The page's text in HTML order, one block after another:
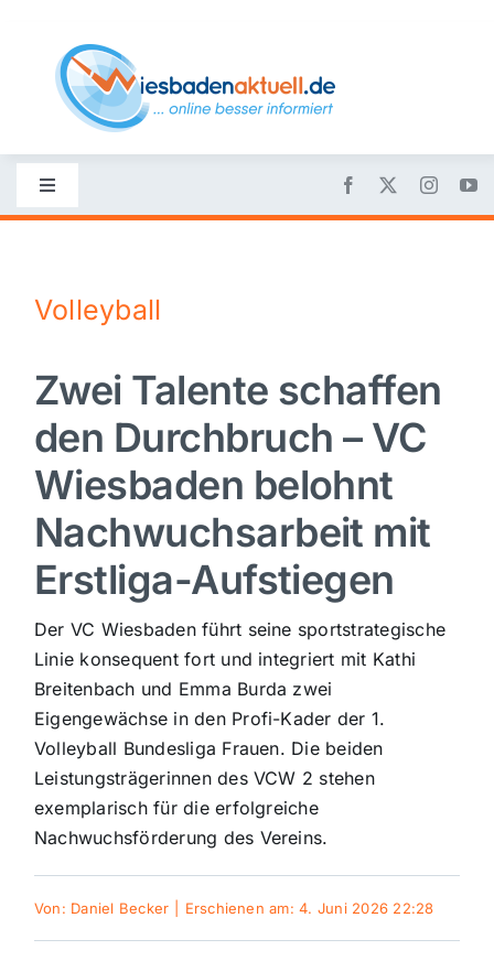
content
Toggle
Navigation
Nachrichten
Politik
Wirtschaft
Sport
Panorama
Mein Stadtteil
Galerie
Verkehrsmeldungen
Volleyball
Zwei Talente schaffen
den Durchbruch – VC
Wiesbaden belohnt
Nachwuchsarbeit mit
Erstliga-Aufstiegen
Der VC Wiesbaden führt seine sportstrategische
Linie konsequent fort und integriert mit Kathi
Breitenbach und Emma Burda zwei
Eigengewächse in den Profi-Kader der 1.
Volleyball Bundesliga Frauen. Die beiden
Leistungsträgerinnen des VCW 2 stehen
exemplarisch für die erfolgreiche
Nachwuchsförderung des Vereins.
Von: Daniel Becker Erschienen am: 4. Juni 2026 22:28